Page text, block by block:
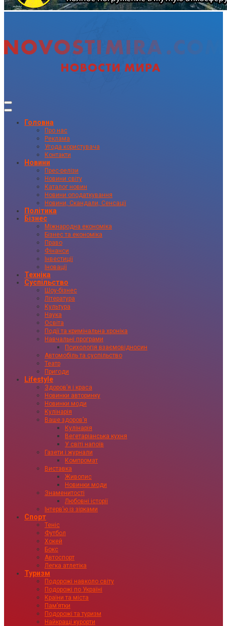
Головна
Про нас
Реклама
Угода користувача
Контакти
Новини
Прес-релізи
Новини світу
Каталог новин
Новини оподаткування
Новини, Скандали, Сенсації
Політика
Бізнес
Міжнародна економіка
Бізнес та економіка
Право
Фінанси
Інвестиції
Іновації
Техніка
Суспільство
Шоу-бізнес
Література
Культура
Наука
Освіта
Події та кримінальна хроніка
Навчальні програми
Психологія взаємовідносин
Автомобіль та суспільство
Театр
Пригоди
Lifestyle
Здоровʼя і краса
Новинки авторинку
Новинки моди
Кулінарія
Ваше здоровʼя
Кулінарія
Вегетаріанська кухня
У світі напоїв
Газети і журнали
Компромат
Виставка
Живопис
Новинки моди
Знаменитості
Любовні історії
Інтервʼю із зірками
Спорт
Теніс
Футбол
Хокей
Бокс
Автоспорт
Легка атлетіка
Туризм
Подорожі навколо світу
Подорожі по Україні
Країни та міста
Пам’ятки
Подорожі та туризм
Найкращі курорти